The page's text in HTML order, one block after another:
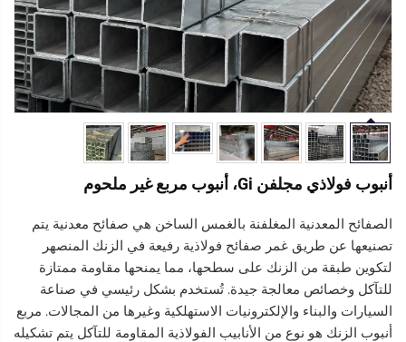
أنبوب فولاذي مجلفن Gi، أنبوب مربع غير ملحوم
الصفائح المعدنية المغلفنة بالغمس الساخن هي صفائح معدنية يتم
تصنيعها عن طريق غمر صفائح فولاذية رفيعة في الزنك المنصهر
لتكوين طبقة من الزنك على سطحها، مما يمنحها مقاومة ممتازة
للتآكل وخصائص معالجة جيدة. تُستخدم بشكل رئيسي في صناعة
السيارات والبناء والإلكترونيات الاستهلكية وغيرها من المجالات. مربع
أنبوب الزنك هو نوع من الأنابيب الفولاذية المقاومة للتآكل يتم تشكيله